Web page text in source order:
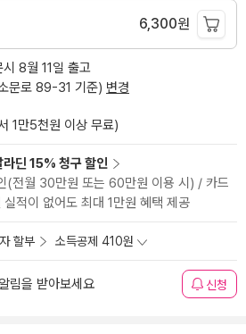
6,300원
시 8월 11일 출고
문로 89-31 기준) 변경
1만5천원 이상 무료)
라딘 15% 청구 할인
(전월 30만원 또는 60만원 이용 시) / 카드
적이 없어도 최대 1만원 혜택 제공
할부 소득공제 410원
림을 받아보세요 신청